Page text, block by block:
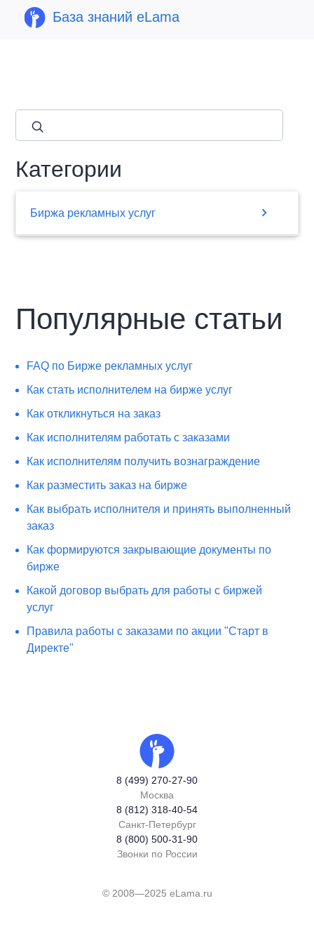
База знаний eLama
Категории
Биржа рекламных услуг chevron_right
Популярные статьи
FAQ по Бирже рекламных услуг
Как стать исполнителем на бирже услуг
Как откликнуться на заказ
Как исполнителям работать с заказами
Как исполнителям получить вознаграждение
Как разместить заказ на бирже
Как выбрать исполнителя и принять выполненный
заказ
Как формируются закрывающие документы по
бирже
Какой договор выбрать для работы с биржей
услуг
Правила работы с заказами по акции "Старт в
Директе"
8 (499) 270-27-90
Москва
8 (812) 318-40-54
Санкт-Петербург
8 (800) 500-31-90
Звонки по России
© 2008—2025 eLama.ru